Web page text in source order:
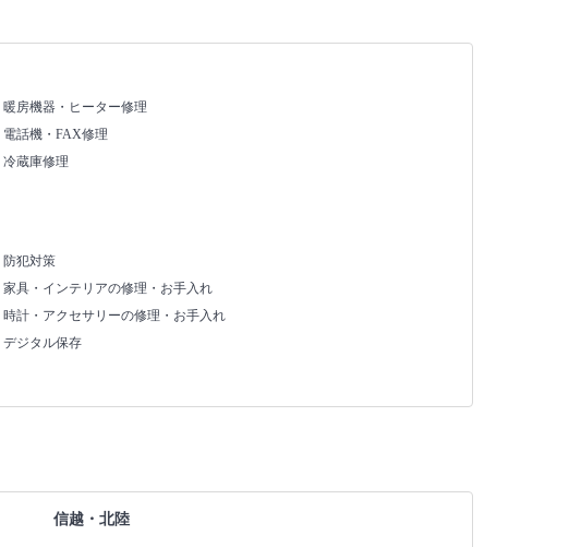
暖房機器・ヒーター修理
電話機・FAX修理
冷蔵庫修理
防犯対策
家具・インテリアの修理・お手入れ
時計・アクセサリーの修理・お手入れ
デジタル保存
信越・北陸